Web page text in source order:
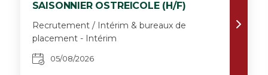
SAISONNIER OSTREICOLE (H/F)
Recrutement / Intérim & bureaux de
placement - Intérim
05/08/2026